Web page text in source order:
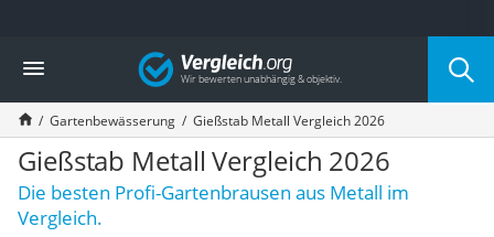
Die beliebtesten Vergleiche nach Kategorie
Baumarkt
Tresor feuerfest
Makita-Akku-Rasenmäher
Kappsäge
Smartes Türschloss
Akku-Rasentrimmer
Feuchtigkeitsmessgerät
Vergleich
Gartenbewässerung Gießstab Metall Vergleich 2026
Gießstab Metall Vergleich 2026
Die besten Profi-Gartenbrausen aus Metall im
Vergleich.